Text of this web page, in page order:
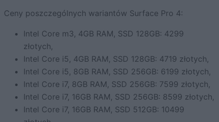
Ceny poszczególnych wariantów Surface Pro 4:
Intel Core m3, 4GB RAM, SSD 128GB: 4299
złotych,
Intel Core i5, 4GB RAM, SSD 128GB: 4719 złotych,
Intel Core i5, 8GB RAM, SSD 256GB: 6199 złotych,
Intel Core i7, 8GB RAM, SSD 256GB: 7599 złotych,
Intel Core i7, 16GB RAM, SSD 256GB: 8599 złotych,
Intel Core i7, 16GB RAM, SSD 512GB: 10499